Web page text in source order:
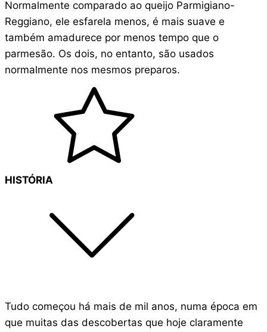
Normalmente comparado ao queijo Parmigiano-
Reggiano, ele esfarela menos, é mais suave e
também amadurece por menos tempo que o
parmesão. Os dois, no entanto, são usados
normalmente nos mesmos preparos.
HISTÓRIA
Tudo começou há mais de mil anos, numa época em
que muitas das descobertas que hoje claramente